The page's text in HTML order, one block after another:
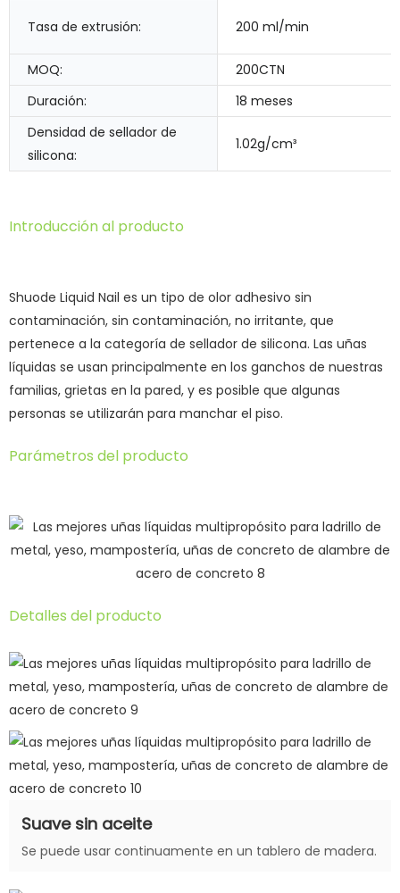
Tasa de extrusión: 200 ml/min
MOQ:
200CTN
Duración:
18 meses
Densidad de sellador de
silicona:
1.02g/cm³
Introducción al producto
Shuode Liquid Nail es un tipo de olor adhesivo sin
contaminación, sin contaminación, no irritante, que
pertenece a la categoría de sellador de silicona. Las uñas
líquidas se usan principalmente en los ganchos de nuestras
familias, grietas en la pared, y es posible que algunas
personas se utilizarán para manchar el piso.
Parámetros del producto
Detalles del producto
Suave sin aceite
Se puede usar continuamente en un tablero de madera.